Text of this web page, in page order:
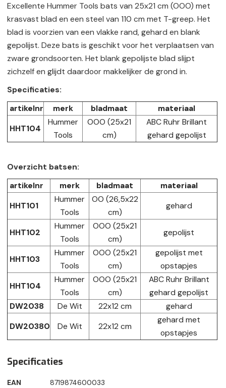
Excellente Hummer Tools bats van 25x21 cm (OOO) met
krasvast blad en een steel van 110 cm met T-greep. Het
blad is voorzien van een vlakke rand, gehard en blank
gepolijst. Deze bats is geschikt voor het verplaatsen van
zware grondsoorten. Het blank gepolijste blad slijpt
zichzelf en glijdt daardoor makkelijker de grond in.
Specificaties:
artikelnr
merk bladmaat
materiaal
HHT104
Hummer
Tools
OOO (25x21
cm)
ABC Ruhr Brillant
gehard gepolijst
Overzicht batsen:
artikelnr
merk bladmaat
materiaal
HHT101
Hummer
Tools
OO (26,5x22
cm)
gehard
HHT102
Hummer
Tools
OOO (25x21
cm)
gepolijst
HHT103
Hummer
Tools
OOO (25x21
cm)
gepolijst met
opstapjes
HHT104
Hummer
Tools
OOO (25x21
cm)
ABC Ruhr Brillant
gehard gepolijst
DW2038
De Wit 22x12 cm
gehard
DW20380
De Wit 22x12 cm
gehard met
opstapjes
Specificaties
EAN 8719874600033